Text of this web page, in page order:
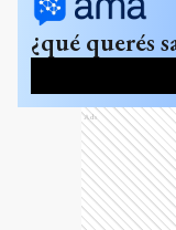
¿qué querés
Ads